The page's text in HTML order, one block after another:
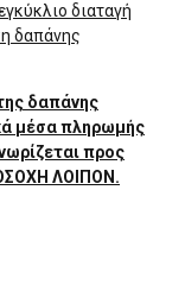
διαταγή
δαπάνης
δαπάνης
μέσα πληρωμής
προς
ΛΟΙΠΟΝ.